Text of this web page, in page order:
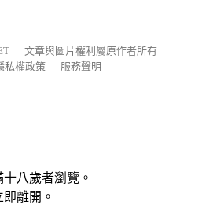
文章與圖片權利屬原作者所有
私權政策
服務聲明
八歲者瀏覽。
離開。